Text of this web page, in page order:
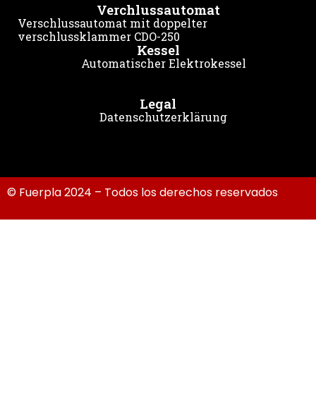
Verchlussautomat
Verschlussautomat mit doppelter
verschlussklammer CDO-250
Kessel
Automatischer Elektrokessel
Legal
Datenschutzerklärung
© Fuerpla 2024 – Todos los derechos reservados